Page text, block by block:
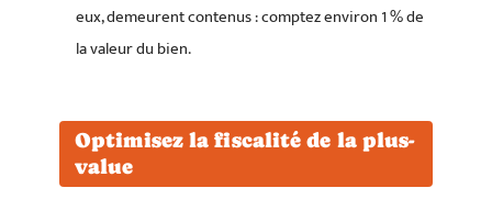
eux, demeurent contenus : comptez environ 1 % de
la valeur du bien.
Optimisez la fiscalité de la plus-
value